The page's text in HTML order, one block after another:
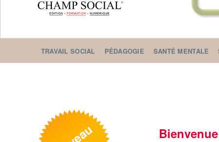
TRAVAIL SOCIAL PÉDAGOGIE SANTÉ MENTALE